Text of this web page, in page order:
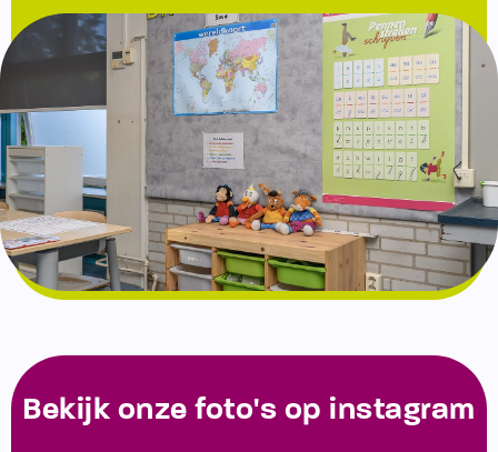
Bekijk onze foto's op instagram